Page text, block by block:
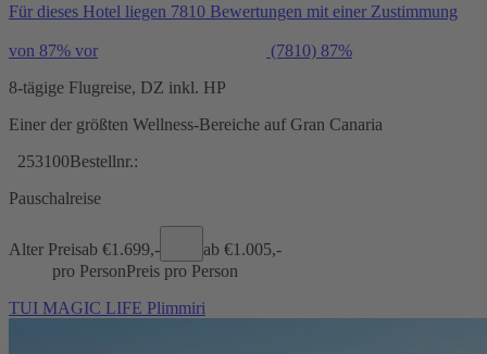
Für dieses Hotel liegen 7810 Bewertungen mit einer Zustimmung
von 87% vor (7810) 87%
8-tägige Flugreise, DZ inkl. HP
Einer der größten Wellness-Bereiche auf Gran Canaria
253100Bestellnr.:
Pauschalreise
Alter Preisab €1.699,- ab €1.005,-
pro PersonPreis pro Person
TUI MAGIC LIFE Plimmiri